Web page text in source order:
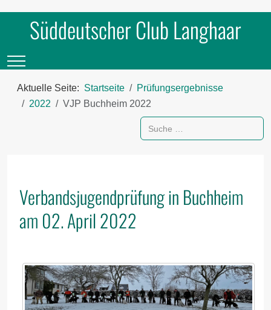
Süddeutscher Club Langhaar
Mobile Menu Toggle
Aktuelle Seite: Startseite
Prüfungsergebnisse
2022
VJP Buchheim 2022
Suchen
Verbandsjugendprüfung in Buchheim
am 02. April 2022